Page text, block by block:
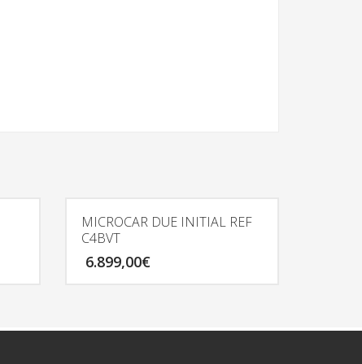
MICROCAR DUE INITIAL REF
C4BVT
6.899,00€